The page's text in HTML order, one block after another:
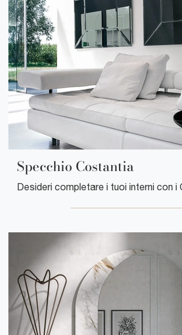
Specchio Costantia